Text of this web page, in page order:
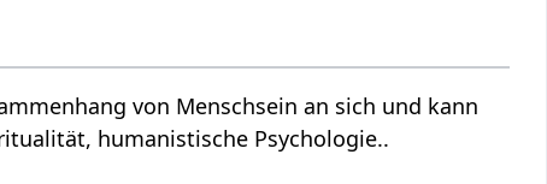
humanistische Psychologie..